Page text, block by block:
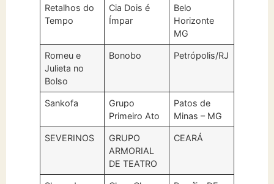
Retalhos do
Tempo
Cia Dois é
Ímpar
Belo
Horizonte
MG
Romeu e
Julieta no
Bolso
Bonobo Petrópolis/RJ
Sankofa
Grupo
Primeiro Ato
Patos de
Minas – MG
SEVERINOS
GRUPO
ARMORIAL
DE TEATRO
CEARÁ